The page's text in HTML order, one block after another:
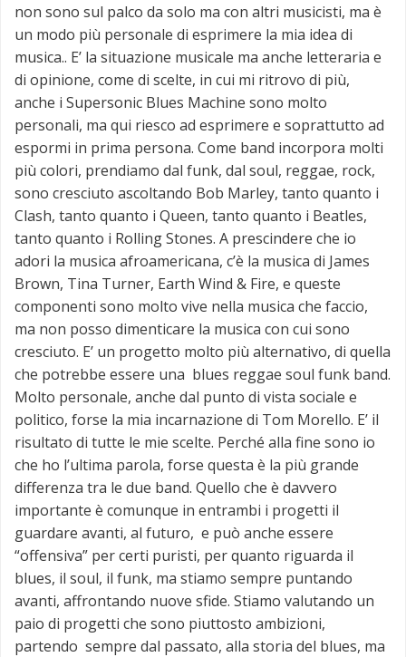
non sono sul palco da solo ma con altri musicisti, ma è
un modo più personale di esprimere la mia idea di
musica.. E’ la situazione musicale ma anche letteraria e
di opinione, come di scelte, in cui mi ritrovo di più,
anche i Supersonic Blues Machine sono molto
personali, ma qui riesco ad esprimere e soprattutto ad
espormi in prima persona. Come band incorpora molti
più colori, prendiamo dal funk, dal soul, reggae, rock,
sono cresciuto ascoltando Bob Marley, tanto quanto i
Clash, tanto quanto i Queen, tanto quanto i Beatles,
tanto quanto i Rolling Stones. A prescindere che io
adori la musica afroamericana, c’è la musica di James
Brown, Tina Turner, Earth Wind & Fire, e queste
componenti sono molto vive nella musica che faccio,
ma non posso dimenticare la musica con cui sono
cresciuto. E’ un progetto molto più alternativo, di quella
che potrebbe essere una blues reggae soul funk band.
Molto personale, anche dal punto di vista sociale e
politico, forse la mia incarnazione di Tom Morello. E’ il
risultato di tutte le mie scelte. Perché alla fine sono io
che ho l’ultima parola, forse questa è la più grande
differenza tra le due band. Quello che è davvero
importante è comunque in entrambi i progetti il
guardare avanti, al futuro, e può anche essere
“offensiva” per certi puristi, per quanto riguarda il
blues, il soul, il funk, ma stiamo sempre puntando
avanti, affrontando nuove sfide. Stiamo valutando un
paio di progetti che sono piuttosto ambizioni,
partendo sempre dal passato, alla storia del blues, ma